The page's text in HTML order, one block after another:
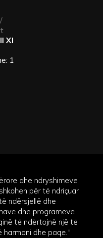
XI
1
dhe ndryshimeve
për të ndriçuar
ndërsjellë dhe
dhe programeve
të ndërtojnë një të
dhe paqe."